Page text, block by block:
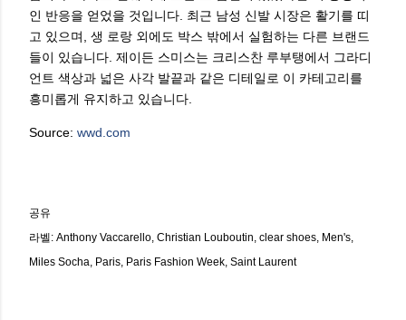
인 반응을 얻었을 것입니다. 최근 남성 신발 시장은 활기를 띠
고 있으며, 생 로랑 외에도 박스 밖에서 실험하는 다른 브랜드
들이 있습니다. 제이든 스미스는 크리스찬 루부탱에서 그라디
언트 색상과 넓은 사각 발끝과 같은 디테일로 이 카테고리를
흥미롭게 유지하고 있습니다.
Source: wwd.com
공유
라벨: Anthony Vaccarello Christian Louboutin clear shoes Men's
Miles Socha Paris Paris Fashion Week Saint Laurent